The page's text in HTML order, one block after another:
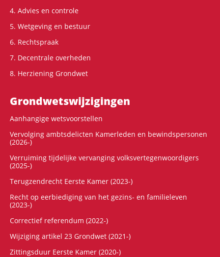
4. Advies en controle
5. Wetgeving en bestuur
6. Rechtspraak
7. Decentrale overheden
8. Herziening Grondwet
Grondwets­wijzigingen
Aanhangige wetsvoorstellen
Vervolging ambtsdelicten Kamerleden en bewindspersonen
(2026-)
Verruiming tijdelijke vervanging volksvertegenwoordigers
(2025-)
Terugzendrecht Eerste Kamer (2023-)
Recht op eerbiediging van het gezins- en familieleven
(2023-)
Correctief referendum (2022-)
Wijziging artikel 23 Grondwet (2021-)
Zittingsduur Eerste Kamer (2020-)